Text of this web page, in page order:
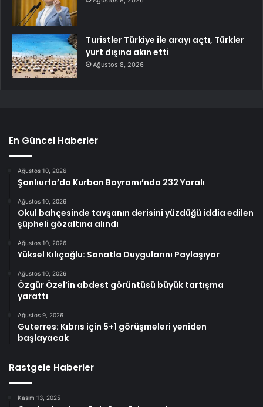
Turistler Türkiye ile arayı açtı, Türkler
yurt dışına akın etti
Ağustos 8, 2026
En Güncel Haberler
Ağustos 10, 2026
Şanlıurfa’da Kurban Bayramı’nda 232 Yaralı
Ağustos 10, 2026
Okul bahçesinde tavşanın derisini yüzdüğü iddia edilen
şüpheli gözaltına alındı
Ağustos 10, 2026
Yüksel Kılıçoğlu: Sanatla Duygularını Paylaşıyor
Ağustos 10, 2026
Özgür Özel’in abdest görüntüsü büyük tartışma
yarattı
Ağustos 9, 2026
Guterres: Kıbrıs için 5+1 görüşmeleri yeniden
başlayacak
Rastgele Haberler
Kasım 13, 2025